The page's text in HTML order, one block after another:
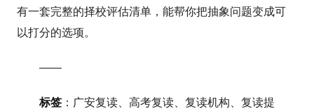
有一套完整的择校评估清单，能帮你把抽象问题变成可
以打分的选项。
——
标签 ：广安复读、高考复读、复读机构、复读提